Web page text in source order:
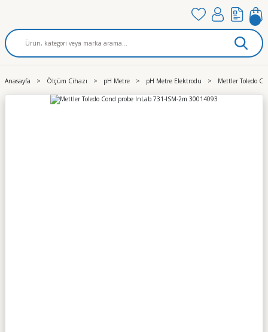
Anasayfa Ölçüm Cihazı pH Metre pH Metre Elektrodu Mettler Toledo